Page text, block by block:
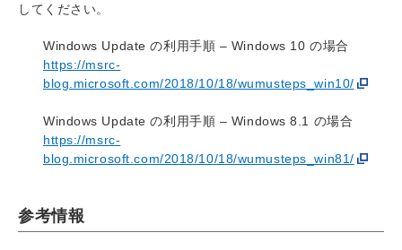
してください。
Windows Update の利用手順 – Windows 10 の場合
https://msrc-
blog.microsoft.com/2018/10/18/wumusteps_win10/
Windows Update の利用手順 – Windows 8.1 の場合
https://msrc-
blog.microsoft.com/2018/10/18/wumusteps_win81/
参考情報